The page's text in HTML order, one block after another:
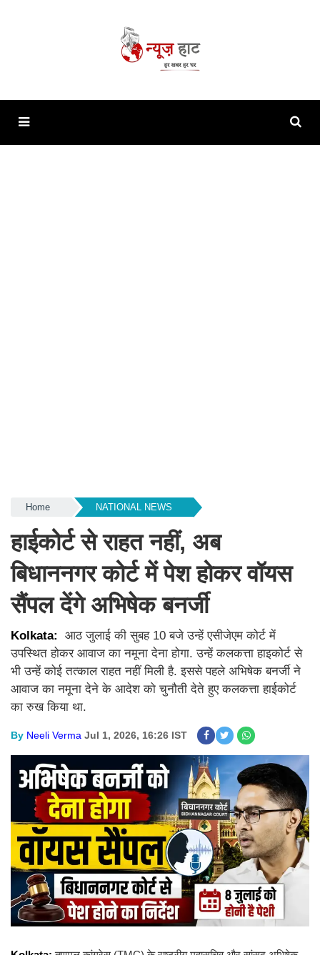
Home NATIONAL NEWS
हाईकोर्ट से राहत नहीं, अब
बिधाननगर कोर्ट में पेश होकर वॉयस
सैंपल देंगे अभिषेक बनर्जी
Kolkata:
आठ जुलाई की सुबह 10 बजे उन्हें एसीजेएम कोर्ट में
उपस्थित होकर आवाज का नमूना देना होगा. उन्हें कलकत्ता हाइकोर्ट से
भी उन्हें कोई तत्काल राहत नहीं मिली है. इससे पहले अभिषेक बनर्जी ने
आवाज का नमूना देने के आदेश को चुनौती देते हुए कलकत्ता हाईकोर्ट
का रुख किया था.
By Neeli Verma Jul 1, 2026, 16:26 IST